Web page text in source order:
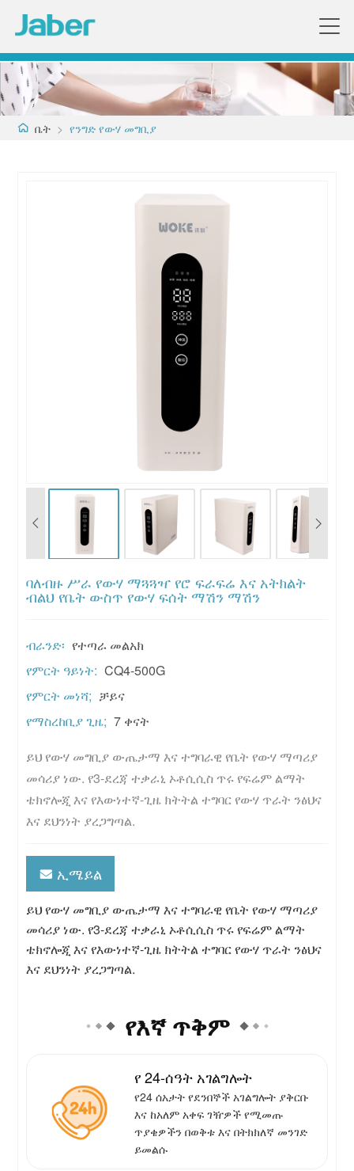
ቤት > የንግድ የውሃ መግቢያ
ባለብዙ ሥራ የውሃ ማጓጓዣ የሮ ፍራፍሬ እና አትክልት
ብልህ የቤት ውስጥ የውሃ ፍሰት ማሽን ማሽን
ብራንድ፡ የተጣራ መልአክ
የምርት ዓይነት: CQ4-500G
የምርት መነሻ; ቻይና
የማስረከቢያ ጊዜ; 7 ቀናት
ይህ የውሃ መግቢያ ውጤታማ እና ተግባራዊ የቤት የውሃ ማጣሪያ
መሳሪያ ነው. የ3-ደረጃ ተቃራኒ ኦቶሲሲስ ጥሩ የፍሬም ልማት
ቴክኖሎጂ እና የእውነተኛ-ጊዜ ክትትል ተግባር የውሃ ጥራት ንፅህና
እና ደህንነት ያረጋግጣል.
ኢሜይል
ይህ የውሃ መግቢያ ውጤታማ እና ተግባራዊ የቤት የውሃ ማጣሪያ
መሳሪያ ነው. የ3-ደረጃ ተቃራኒ ኦቶሲሲስ ጥሩ የፍሬም ልማት
ቴክኖሎጂ እና የእውነተኛ-ጊዜ ክትትል ተግባር የውሃ ጥራት ንፅህና
እና ደህንነት ያረጋግጣል.
የእኛ ጥቅም
የ 24-ሰዓት አገልግሎት
የ24 ሰአታት የደንበኞች አገልግሎት ያቅርቡ
እና ከአለም አቀፍ ገዥዎች የሚመጡ
ጥያቄዎችን በወቅቱ እና በትክክለኛ መንገድ
ይመልሱ